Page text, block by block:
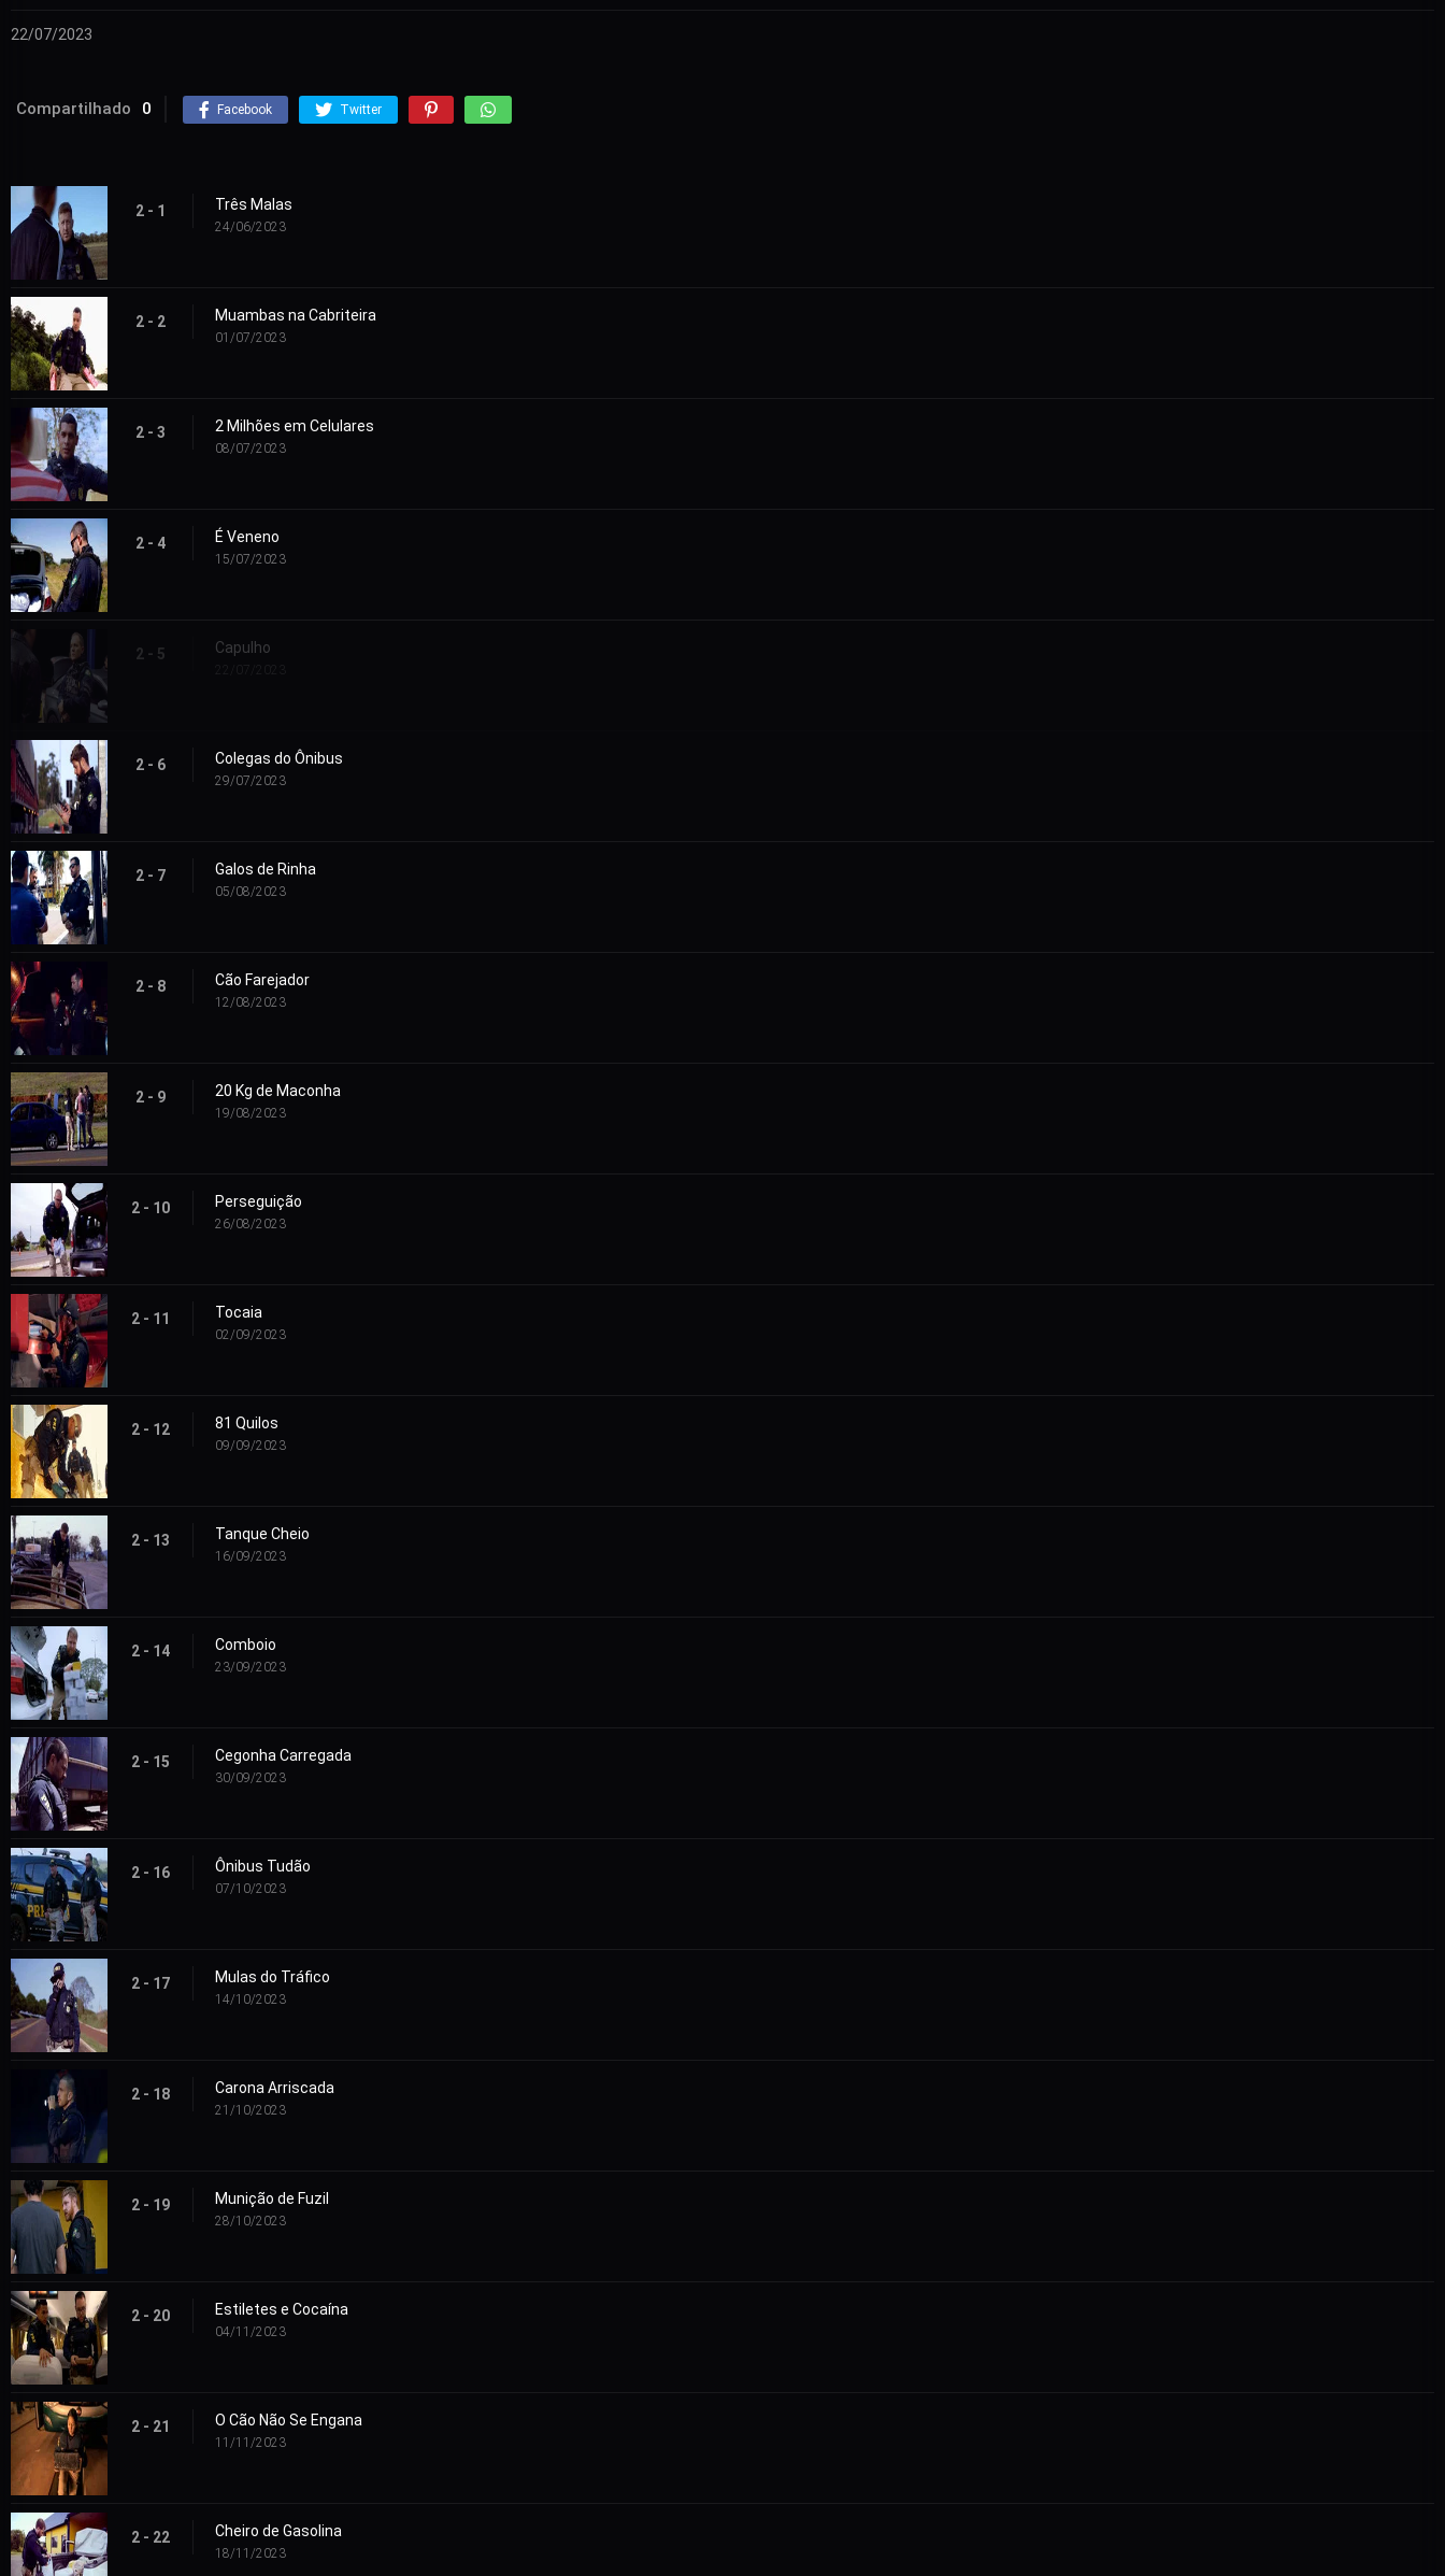
22/07/2023
Compartilhado 0 Facebook Twitter
2 - 1 Três Malas
24/06/2023
2 - 2 Muambas na Cabriteira
01/07/2023
2 - 3 2 Milhões em Celulares
08/07/2023
2 - 4 É Veneno
15/07/2023
2 - 5 Capulho
2 - 6 Colegas do Ônibus
29/07/2023
2 - 7 Galos de Rinha
05/08/2023
2 - 8 Cão Farejador
12/08/2023
2 - 9 20 Kg de Maconha
19/08/2023
2 - 10 Perseguição
26/08/2023
2 - 11 Tocaia
02/09/2023
2 - 12 81 Quilos
09/09/2023
2 - 13 Tanque Cheio
16/09/2023
2 - 14 Comboio
23/09/2023
2 - 15 Cegonha Carregada
30/09/2023
2 - 16 Ônibus Tudão
07/10/2023
2 - 17 Mulas do Tráfico
14/10/2023
2 - 18 Carona Arriscada
21/10/2023
2 - 19 Munição de Fuzil
28/10/2023
2 - 20 Estiletes e Cocaína
04/11/2023
2 - 21 O Cão Não Se Engana
11/11/2023
2 - 22 Cheiro de Gasolina
18/11/2023